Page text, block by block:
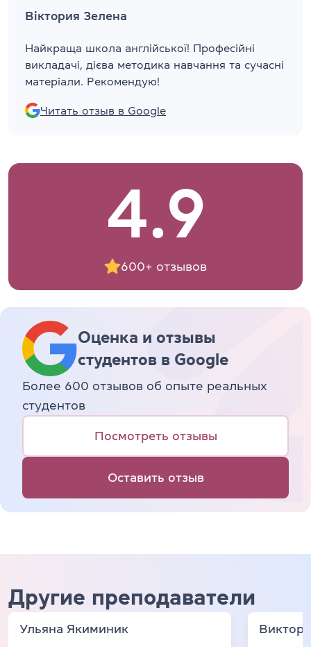
Віктория Зелена
Найкраща школа англійської! Професійні
викладачі, дієва методика навчання та сучасні
матеріали. Рекомендую!
Читать отзыв в Google
4.9
600+ отзывов
Оценка и отзывы
студентов в Google
Более 600 отзывов об опыте реальных
студентов
Посмотреть отзывы
Оставить отзыв
Другие преподаватели
Ульяна Якиминик